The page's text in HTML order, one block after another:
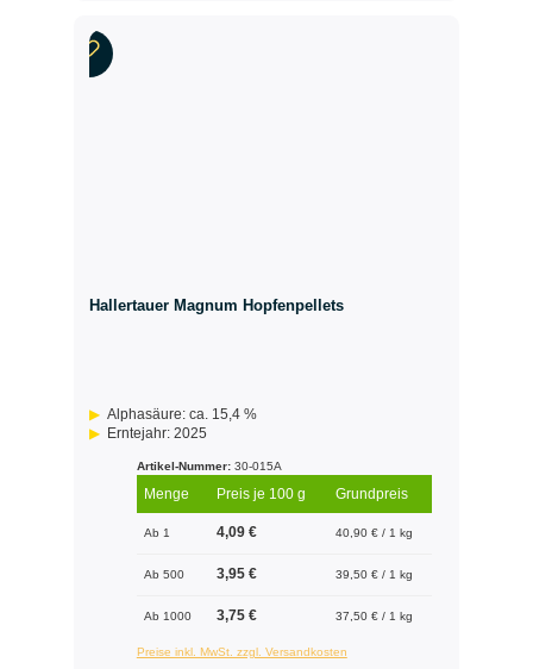
Hallertauer Magnum Hopfenpellets
Alphasäure: ca. 15,4 %
Erntejahr: 2025
Artikel-Nummer: 30-015A
Menge Preis je 100 g Grundpreis
Ab 1 4,09 € 40,90 € / 1 kg
Ab 500 3,95 € 39,50 € / 1 kg
Ab 1000 3,75 € 37,50 € / 1 kg
Preise inkl. MwSt. zzgl. Versandkosten